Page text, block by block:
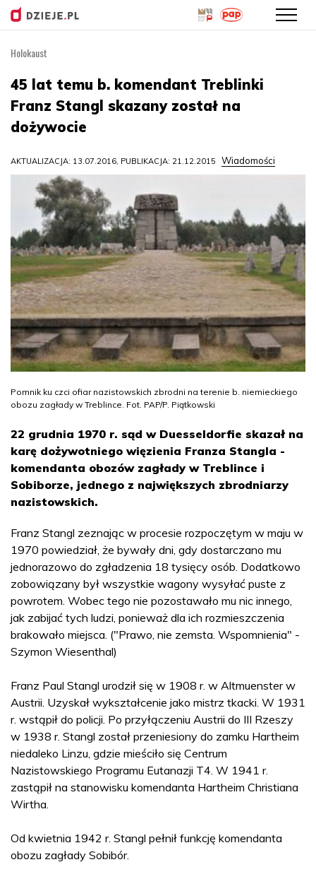
treści
Holokaust
45 lat temu b. komendant Treblinki
Franz Stangl skazany został na
dożywocie
AKTUALIZACJA: 13.07.2016, PUBLIKACJA: 21.12.2015 Wiadomości
Pomnik ku czci ofiar nazistowskich zbrodni na terenie b. niemieckiego
obozu zagłady w Treblince. Fot. PAP/P. Piątkowski
22 grudnia 1970 r. sąd w Duesseldorfie skazał na
karę dożywotniego więzienia Franza Stangla -
komendanta obozów zagłady w Treblince i
Sobiborze, jednego z największych zbrodniarzy
nazistowskich.
Franz Stangl zeznając w procesie rozpoczętym w maju w
1970 powiedział, że bywały dni, gdy dostarczano mu
jednorazowo do zgładzenia 18 tysięcy osób. Dodatkowo
zobowiązany był wszystkie wagony wysyłać puste z
powrotem. Wobec tego nie pozostawało mu nic innego,
jak zabijać tych ludzi, ponieważ dla ich rozmieszczenia
brakowało miejsca. ("Prawo, nie zemsta. Wspomnienia" -
Szymon Wiesenthal)
Franz Paul Stangl urodził się w 1908 r. w Altmuenster w
Austrii. Uzyskał wykształcenie jako mistrz tkacki. W 1931
r. wstąpił do policji. Po przyłączeniu Austrii do III Rzeszy
w 1938 r. Stangl został przeniesiony do zamku Hartheim
niedaleko Linzu, gdzie mieściło się Centrum
Nazistowskiego Programu Eutanazji T4. W 1941 r.
zastąpił na stanowisku komendanta Hartheim Christiana
Wirtha.
Od kwietnia 1942 r. Stangl pełnił funkcję komendanta
obozu zagłady Sobibór.